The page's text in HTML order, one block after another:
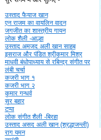
उस्ताद फैयाज खान
एन राजम का वायलिन वादन
जगजीत का शास्त्रीय गायन
लोक शैली -आल्हा
उस्ताद अमजद अली खान साहब
इसराज और पंडित श्रीकुमार मिश्र
माधवी बंधोपाध्याय से रबिन्द्र संगीत पर
लंबी चर्चा
कजरी भाग १
कजरी भाग २
कुमार गन्धर्व
सुर बहार
टप्पा
लोक संगीत शैली -बिरहा
उस्ताद असद अली खान (श्रद्धाजन्ली)
राग यमन